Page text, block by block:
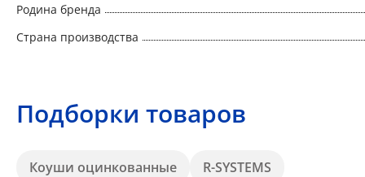
Родина бренда
Страна производства
Подборки товаров
Коуши оцинкованные R-SYSTEMS